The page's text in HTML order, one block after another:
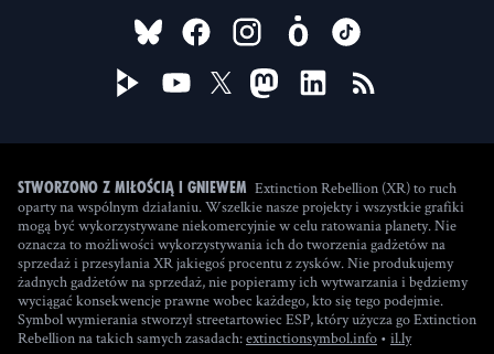
FOLLOW US ON
Stworzono z miłością i gniewem Extinction Rebellion (XR) to ruch
oparty na wspólnym działaniu. Wszelkie nasze projekty i wszystkie grafiki
mogą być wykorzystywane niekomercyjnie w celu ratowania planety. Nie
oznacza to możliwości wykorzystywania ich do tworzenia gadżetów na
sprzedaż i przesyłania XR jakiegoś procentu z zysków. Nie produkujemy
żadnych gadżetów na sprzedaż, nie popieramy ich wytwarzania i będziemy
wyciągać konsekwencje prawne wobec każdego, kto się tego podejmie.
Symbol wymierania stworzył streetartowiec ESP, który użycza go Extinction
Rebellion na takich samych zasadach:extinctionsymbol.info • il.ly(new